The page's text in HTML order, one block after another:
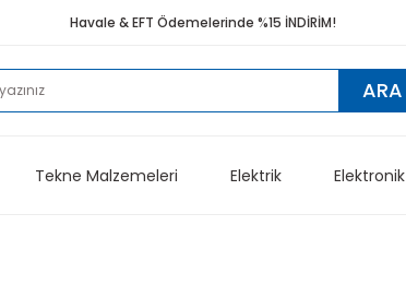
Havale & EFT Ödemelerinde %15 İNDİRİM!
ARA
Tekne Malzemeleri Elektrik Elektronik